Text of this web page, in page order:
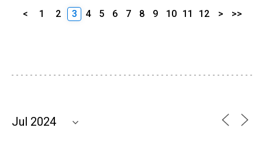
< 1 2 3 4 5 6 7 8 9 10 11 12 > >>